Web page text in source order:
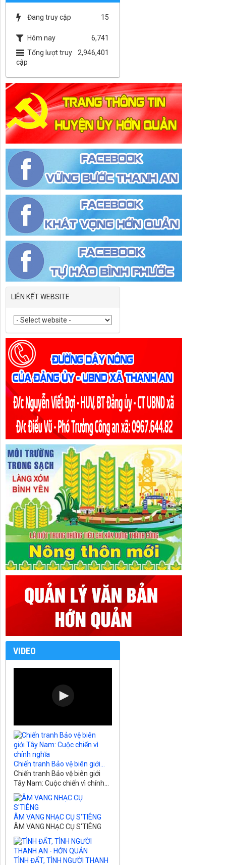
Đang truy cập 15
Hôm nay
6,741
Tổng lượt truy
cập
2,946,401
LIÊN KẾT WEBSITE
VIDEO
Chiến tranh Bảo vệ biên giới...
Chiến tranh Bảo vệ biên giới
Tây Nam: Cuộc chiến vì chính...
ÂM VANG NHẠC CỤ S'TIÊNG
ÂM VANG NHẠC CỤ S'TIÊNG
TÌNH ĐẤT, TÌNH NGƯỜI THANH